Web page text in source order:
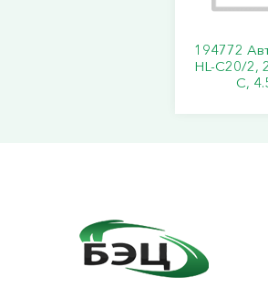
194772
HL-C20/2,
C,